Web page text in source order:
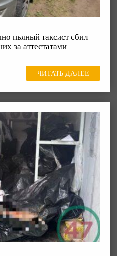
пьяный таксист сбил
за аттестатами
ЧИТАТЬ ДАЛЕЕ